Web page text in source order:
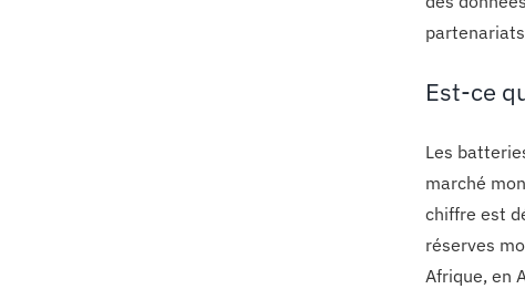
Est-ce
Les
marché
chiffre est
réserves
Afrique, en